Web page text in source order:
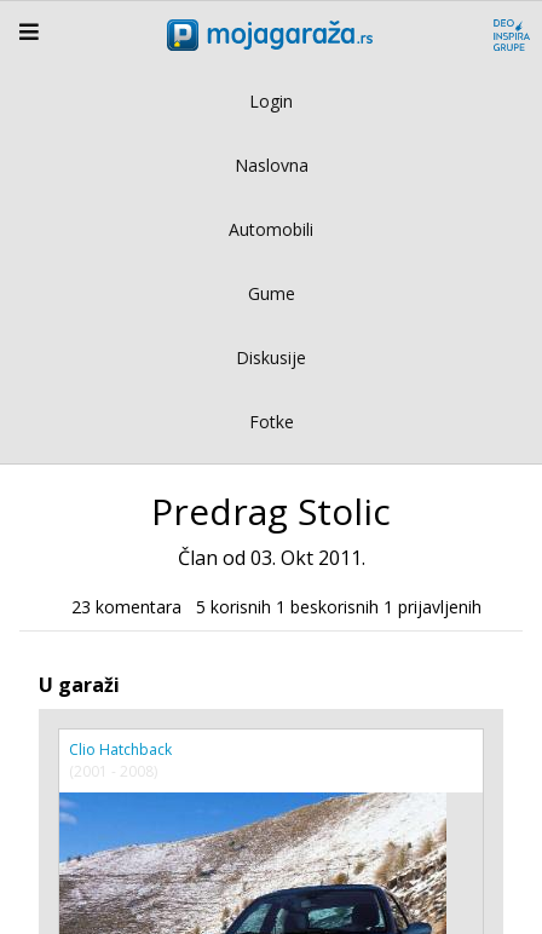
Login
Naslovna
Automobili
Gume
Diskusije
Fotke
Predrag Stolic
Član od 03. Okt 2011.
23 komentara 5 korisnih 1 beskorisnih 1 prijavljenih
U garaži
Clio Hatchback
(2001 - 2008)